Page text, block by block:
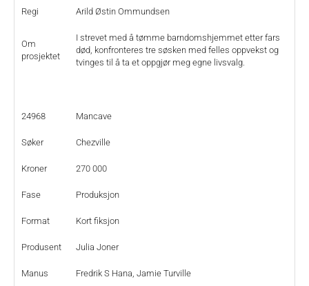
Regi Arild Østin Ommundsen
Om
prosjektet
I strevet med å tømme barndomshjemmet etter fars
død, konfronteres tre søsken med felles oppvekst og
tvinges til å ta et oppgjør meg egne livsvalg.
24968 Mancave
Søker Chezville
Kroner 270 000
Fase Produksjon
Format Kort fiksjon
Produsent Julia Joner
Manus Fredrik S Hana, Jamie Turville